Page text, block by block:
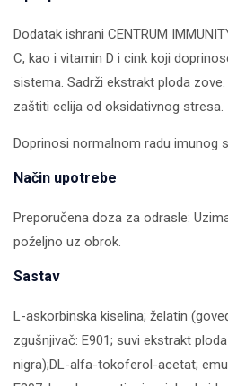
Dodatak ishrani CENTRUM
C, kao i vitamin D i cink koji
sistema. Sadrži ekstrakt ploda
zaštiti celija od oksidativnog stresa.
Doprinosi normalnom radu imunog
Način upotrebe
Preporučena doza za odrasle:
poželjno uz obrok.
Sastav
L-askorbinska kiselina; želatin
zgušnjivač: E901; suvi ekstrakt
nigra);DL-alfa-tokoferol-acetat;